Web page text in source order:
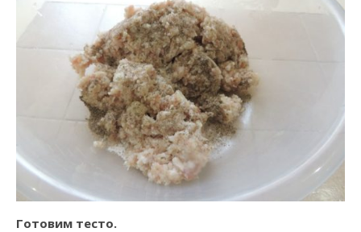
Готовим тесто.